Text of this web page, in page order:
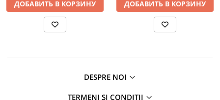
Паровые очистители
Портативные пылесосы
Отпариватель для одежды
Wi-Fi роутеры
ДОБАВИТЬ В КОРЗИНУ ДОБАВИТЬ В КОРЗИНУ
DESPRE NOI
TERMENI SI CONDITII